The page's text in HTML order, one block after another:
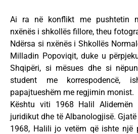
Ai ra në konflikt me pushtetin
nxënës i shkollës fillore, theu
Ndërsa si nxënës i Shkollës
Milladin Popoviqit, duke u
Shqipëri, si mësues dhe si
student me korrespodencë,
papajtueshëm me regjimin monist.
Kështu viti 1968 Halil
juridikut dhe të Albanologjisë.
1968, Halili jo vetëm që ishte një